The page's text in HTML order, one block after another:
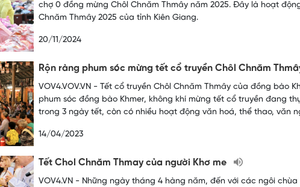
chợ 0 đồng mừng Chôl Chnăm Thmây năm 2025. Đây là hoạt
Chnăm Thmây 2025 của tỉnh Kiên Giang.
20/11/2024
Rộn ràng phum sóc mừng tết cổ truyền Chôl Chnăm
VOV4.VOV.VN - Tết cổ truyền Chôl Chnăm Thmây của đồng bào
phum sóc đồng bào Khmer, không khí mừng tết cổ truyền đang
trong 3 ngày tết, còn có nhiều hoạt động văn hoá, thể thao, văn
14/04/2023
Tết Chol Chnăm Thmay của người Khơ me
VOV4.VN - Những ngày tháng 4 hàng năm, đến với các ngôi